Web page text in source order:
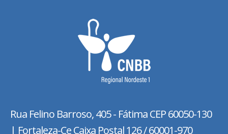
Rua Felino Barroso, 405 - FátimaCEP 60050-130
| Fortaleza-Ce Caixa Postal 126 / 60001-970